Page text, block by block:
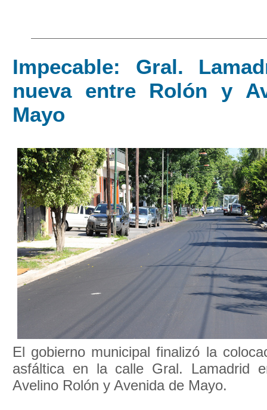
Impecable: Gral.
nueva entre Rolón y
Mayo
El gobierno municipal finalizó la
asfáltica en la calle Gral. Lamadrid
Avelino Rolón y Avenida de Mayo.